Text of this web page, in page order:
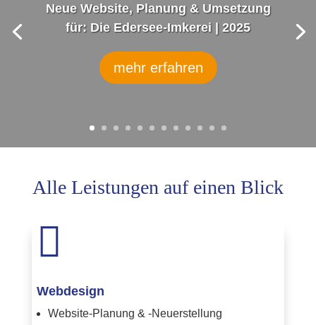
Neue Website, Planung & Umsetzung
für: Die Edersee-Imkerei | 2025
mehr erfahren
Video „Caledonia“, Planung, Kamera,
Alle Leistungen auf einen Blick

Webdesign
Website-Planung & -Neuerstellung